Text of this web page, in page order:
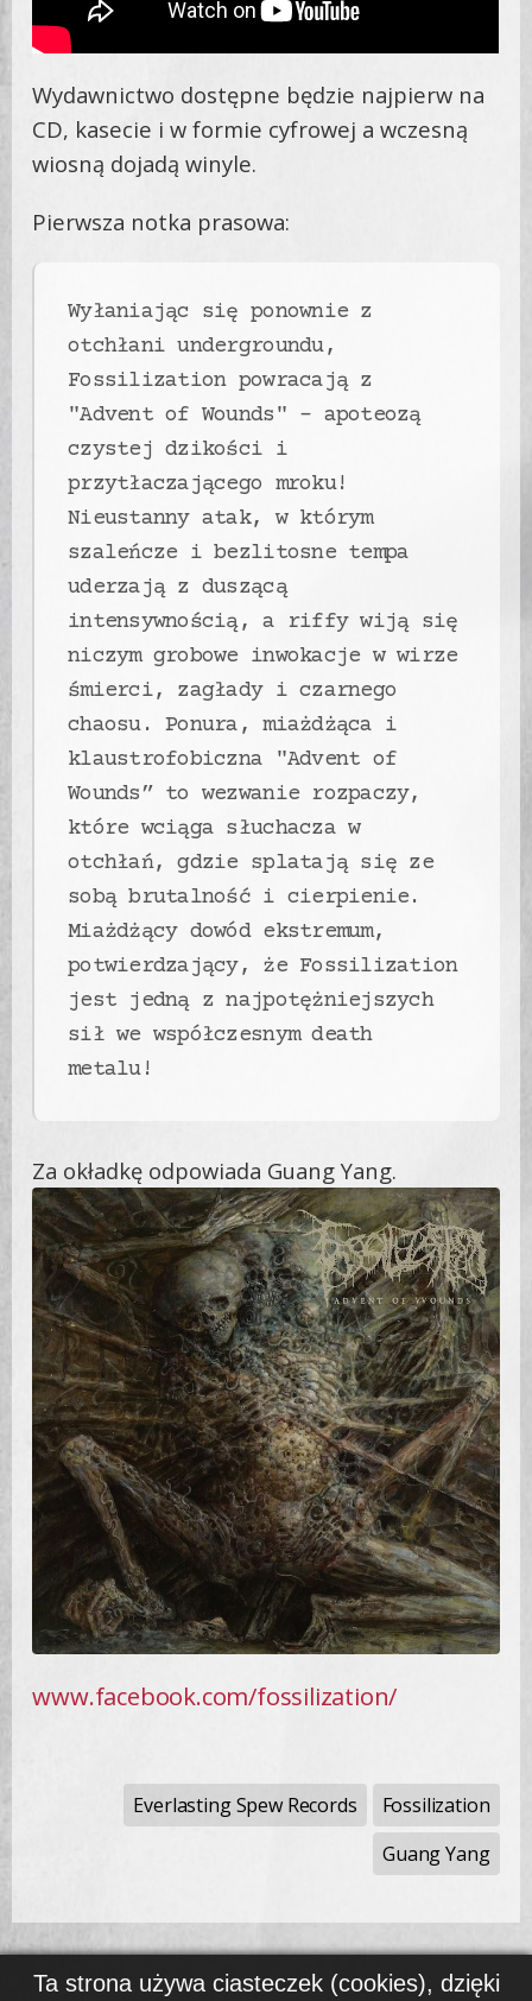
Wydawnictwo dostępne będzie najpierw na
CD, kasecie i w formie cyfrowej a wczesną
wiosną dojadą winyle.
Pierwsza notka prasowa:
Wyłaniając się ponownie z
otchłani undergroundu,
Fossilization powracają z
"Advent of Wounds" - apoteozą
czystej dzikości i
przytłaczającego mroku!
Nieustanny atak, w którym
szaleńcze i bezlitosne tempa
uderzają z duszącą
intensywnością, a riffy wiją się
niczym grobowe inwokacje w wirze
śmierci, zagłady i czarnego
chaosu. Ponura, miażdżąca i
klaustrofobiczna "Advent of
Wounds” to wezwanie rozpaczy,
które wciąga słuchacza w
otchłań, gdzie splatają się ze
sobą brutalność i cierpienie.
Miażdżący dowód ekstremum,
potwierdzający, że ​​Fossilization
jest jedną z najpotężniejszych
sił we współczesnym death
metalu!
Za okładkę odpowiada Guang Yang.
www.facebook.com/fossilization/
Fossilization
Everlasting Spew Records
Guang Yang
Ta strona używa ciasteczek (cookies), dzięki